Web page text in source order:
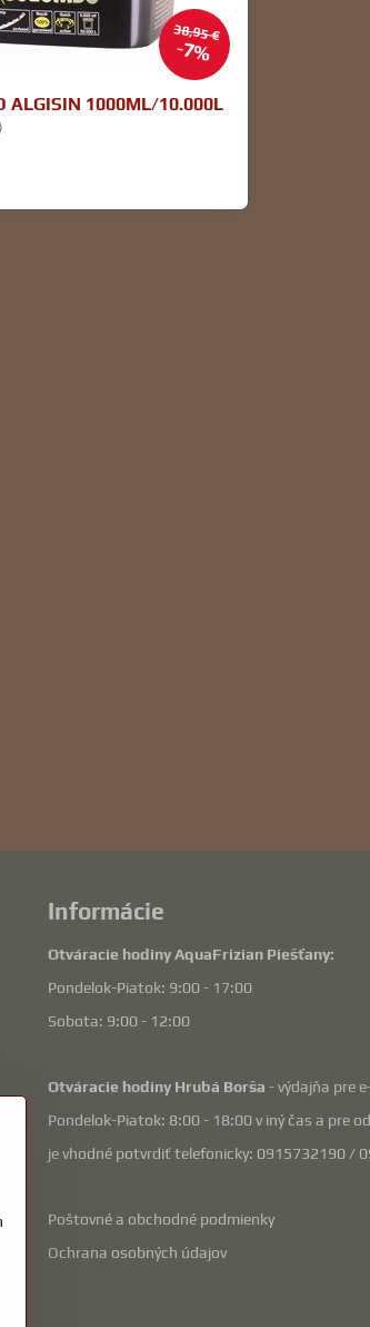
38,95 €
7%
ALGISIN 1000ML/10.000L
Informácie
Otváracie hodiny AquaFrizian Piešťany:
Pondelok-Piatok: 9:00 - 17:00
Sobota: 9:00 - 12:00
Otváracie hodiny Hrubá Borša - výdajňa pre
Pondelok-Piatok: 8:00 - 18:00 v iný čas a pre
je vhodné potvrdiť telefonicky: 0915732190 /
Poštovné a obchodné podmienky
Ochrana osobných údajov